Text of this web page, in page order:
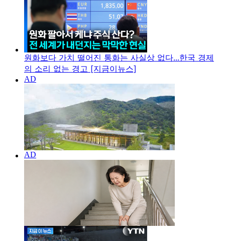
원화보다 가치 떨어진 통화는 사실상 없다...한국 경제
의 소리 없는 경고 [지금이뉴스]